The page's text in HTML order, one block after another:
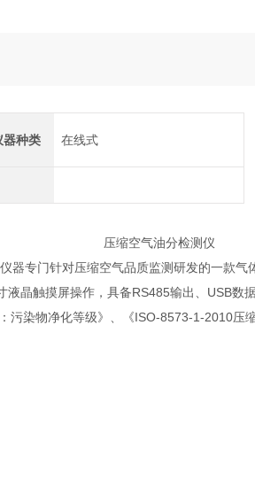
器种类 在线式
器专门针对压缩空气品质监测研发的一款
晶触摸屏操作，具备RS485输出、USB数据
染物净化等级》、《ISO-8573-1-2010压